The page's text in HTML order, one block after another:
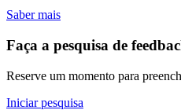
Saber mais
Faça a pesquisa de
Reserve um momento para
Iniciar pesquisa